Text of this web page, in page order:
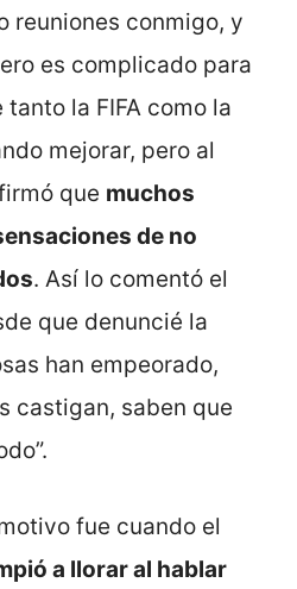
reuniones conmigo, y
es complicado para
tanto la FIFA como la
mejorar, pero al
que muchos
de no
. Así lo comentó el
que denuncié la
han empeorado,
castigan, saben que
fue cuando el
a llorar al hablar